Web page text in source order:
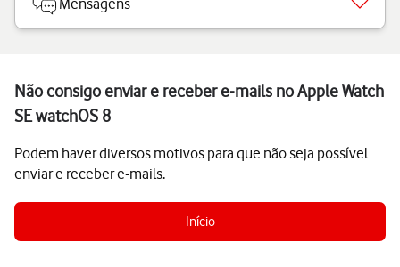
Mensagens
Não consigo enviar e receber e-mails no Apple Watch
SE watchOS 8
Podem haver diversos motivos para que não seja possível
enviar e receber e-mails.
Início